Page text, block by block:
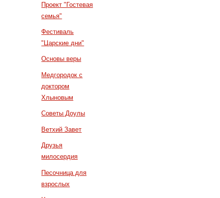
Проект "Гостевая
семья"
Фестиваль
"Царские дни"
Основы веры
Медгородок с
доктором
Хлыновым
Советы Доулы
Ветхий Завет
Друзья
милосердия
Песочница для
взрослых